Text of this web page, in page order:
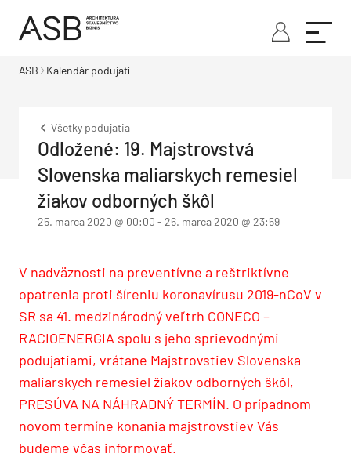
ASB Kalendár podujatí
Všetky podujatia
Odložené: 19. Majstrovstvá
Slovenska maliarskych remesiel
žiakov odborných škôl
25. marca 2020 @ 00:00 - 26. marca 2020 @ 23:59
V nadväznosti na preventívne a reštriktívne
opatrenia proti šíreniu koronavírusu 2019-nCoV v
SR sa 41. medzinárodný veľtrh CONECO –
RACIOENERGIA spolu s jeho sprievodnými
podujatiami, vrátane Majstrovstiev Slovenska
maliarskych remesiel žiakov odborných škôl,
PRESÚVA NA NÁHRADNÝ TERMÍN. O prípadnom
novom termíne konania majstrovstiev Vás
budeme včas informovať.